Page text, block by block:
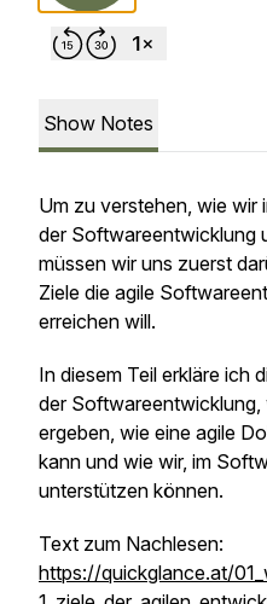
Show Notes
Um zu verstehen, wie wir
der Softwareentwicklung
müssen wir uns zuerst
Ziele die agile
erreichen will.
In diesem Teil erkläre ich
der Softwareentwicklung,
ergeben, wie eine agile
kann und wie wir, im
unterstützen können.
Text zum Nachlesen:
https://quickglance.at/